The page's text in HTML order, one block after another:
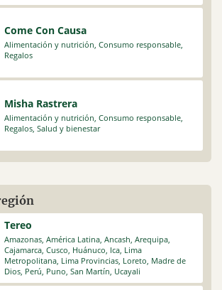
Come Con Causa
Alimentación y nutrición, Consumo responsable,
Regalos
Misha Rastrera
Alimentación y nutrición Consumo responsable,
Regalos, Salud y bienestar
Tereo
Amazonas, América Latina, Ancash, Arequipa,
Cajamarca, Cusco, Huánuco, Ica, Lima
Metropolitana, Lima Provincias, Loreto, Madre de
Dios, Perú, Puno, San Martín, Ucayali